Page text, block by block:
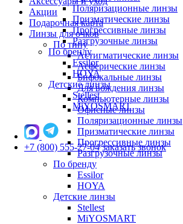
Акции
Подарочная карта
Линзы для очков
По типу
Астигматические линзы
Асферические линзы
Бифокальные линзы
Для вождения линзы
Компьютерные линзы
Офисные линзы
Поляризационные линзы
Призматические линзы
Прогрессивные линзы
Разгрузочные линзы
По бренду
Essilor
HOYA
Детские линзы
Stellest
MiYOSMART
Поляризационные линзы
Призматические линзы
Прогрессивные линзы
Разгрузочные линзы
По бренду
Essilor
HOYA
Детские линзы
Stellest
MiYOSMART
+7 (800) 555-27-04 заказать звонок